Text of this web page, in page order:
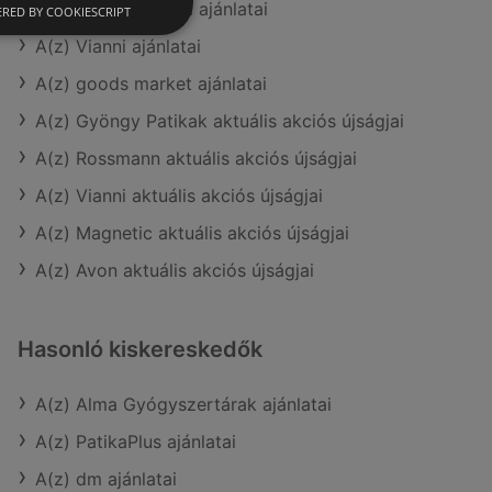
A(z) Pingvin Patika ajánlatai
A(z) Vianni ajánlatai
A(z) goods market ajánlatai
A(z) Gyöngy Patikak aktuális akciós újságjai
A(z) Rossmann aktuális akciós újságjai
A(z) Vianni aktuális akciós újságjai
A(z) Magnetic aktuális akciós újságjai
A(z) Avon aktuális akciós újságjai
Hasonló kiskereskedők
A(z) Alma Gyógyszertárak ajánlatai
A(z) PatikaPlus ajánlatai
A(z) dm ajánlatai
BY COOKIESCRIPT